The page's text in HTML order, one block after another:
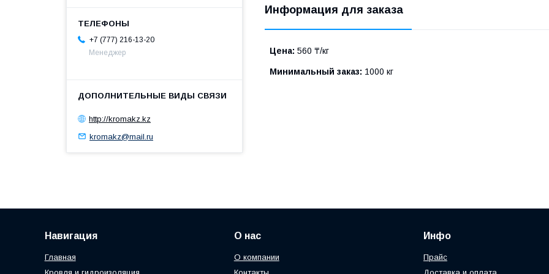
Информация для заказа
Цена: 560 ₸/кг
Минимальный заказ: 1000 кг
+7 (777) 216-13-20
Менеджер
http://kromakz.kz
kromakz@mail.ru
Навигация
Главная
О нас
О компании
Инфо
Прайс